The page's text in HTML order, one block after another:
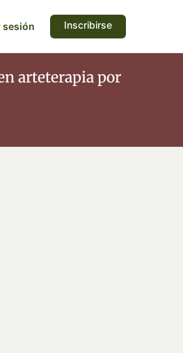
sesión Inscribirse
arteterapia por